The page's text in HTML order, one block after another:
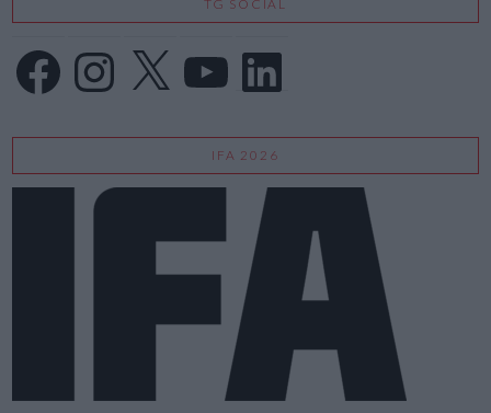
TG SOCIAL
FacebookInstagram
X LinkedIn
IFA 2026